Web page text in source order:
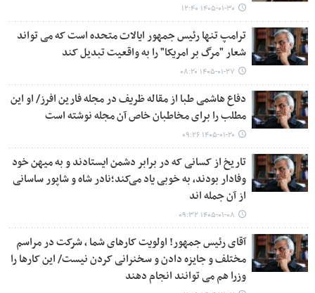
۱۴۰۵-۰۱-۳۰ ۱۲:۴۰
ترامپ تنها رئیس جمهور ایالات متحده است که می تواند
شعار "مرگ بر امریکا" را به واقعیت تبدیل کند
۱۴۰۵-۰۱-۲۷ ۰۸:۲۰
دفاع هاشمی طبا از مقاله ظریف در مجله فارین افرز/ او این
مطلب را برای مخاطبان خاص آن مجله نوشته است
۱۴۰۵-۰۱-۲۰ ۰۹:۲۶
تاریخ از کسانی که در برابر دشمن ایستادند و به میهن خود
وفادار بودند، به خوبی یاد می‌کند؛نادر شاه و شاپور ساسانی
از آن جمله اند
۱۴۰۵-۰۱-۰۸ ۰۹:۳۲
آقای رئیس جمهور! اولویت کارهای شما ، شرکت در مراسم
مختلف و جایزه دادن و سخنرانی کردن نیست/ این کارها را
وزرا هم می توانند انجام دهند